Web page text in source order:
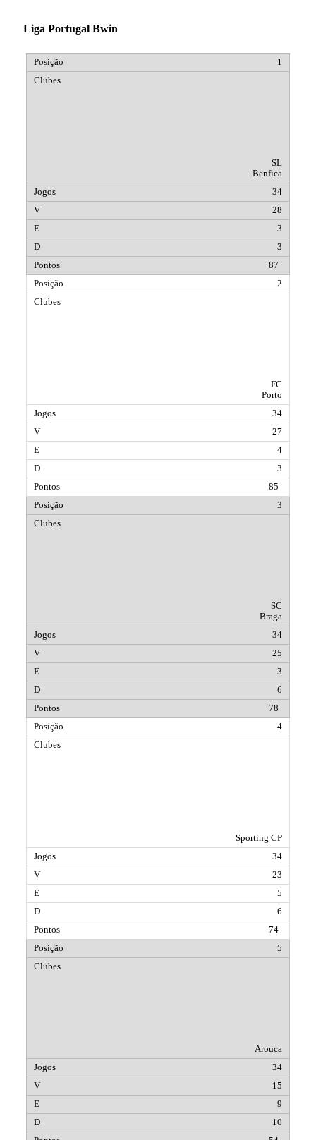
Liga Portugal Bwin
1
SL
Benfica
34
28
3
3
87
2
FC
Porto
34
27
4
3
85
3
SC
Braga
34
25
3
6
78
4
Sporting CP
34
23
5
6
74
5
Arouca
34
15
9
10